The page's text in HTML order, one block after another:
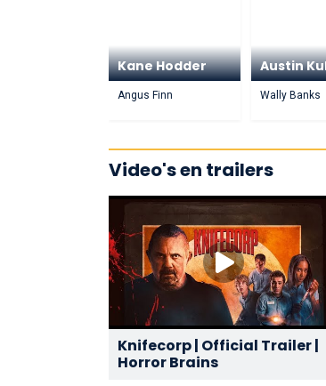
Kane Hodder
Angus Finn
Austin
Wally Banks
Video's en trailers
Knifecorp | Official Trailer |
Horror Brains